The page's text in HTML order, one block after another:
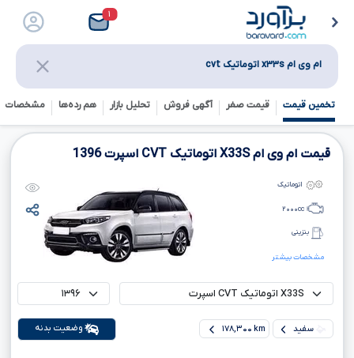
۱
ام وی ام x۳۳s اتوماتیک cvt
تخمین قیمت قیمت صفر آگهی فروش تحلیل بازار هم رده‌ها‌ مشخصات
قیمت ام وی امX33S اتوماتیک CVT اسپرت1396
مشخصات بیشتر
اتوماتیک
۲۰۰۰cc
بنزینی
سفید ۱۷۸,۳۰۰ km وضعیت بدنه